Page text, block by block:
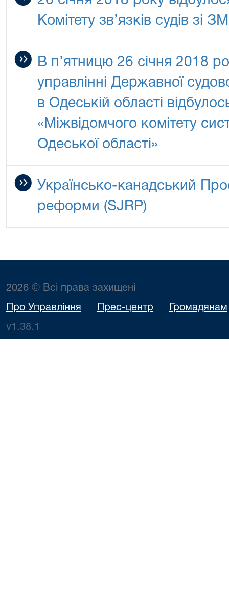
Комітету зв’язків судів зі
В п’ятницю 26 січня 2018
управлінні Державної
в Одеській області
«Міжвідомчого комітету
Одеської області»
Українсько-канадський
реформи (SJRP)
2026 © Всі права захищені
Про Управління Прес-центр Громадянам
v1.38.1